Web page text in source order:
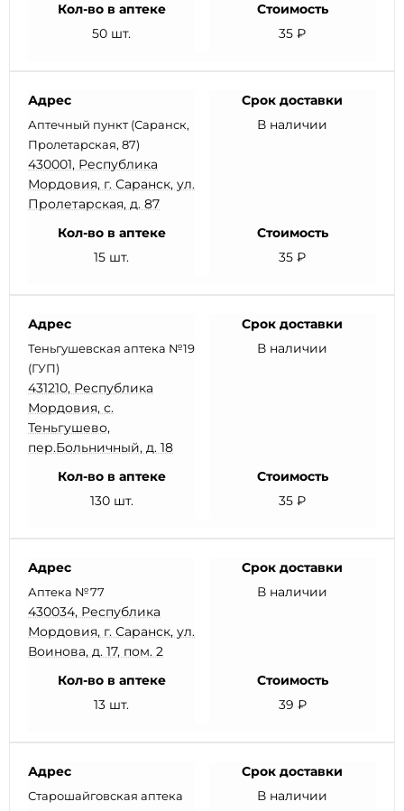
Кол-во в аптеке
50 шт.
Стоимость
35 ₽
Адрес
Аптечный пункт (Саранск,
Пролетарская, 87)
430001, Республика
Мордовия, г. Саранск, ул.
Пролетарская, д. 87
Срок доставки
В наличии
Кол-во в аптеке
15 шт.
Стоимость
35 ₽
Адрес
Теньгушевская аптека №19
(ГУП)
431210, Республика
Мордовия, с.
Теньгушево,
пер.Больничный, д. 18
Срок доставки
В наличии
Кол-во в аптеке
130 шт.
Стоимость
35 ₽
Адрес
Аптека №77
430034, Республика
Мордовия, г. Саранск, ул.
Воинова, д. 17, пом. 2
Срок доставки
В наличии
Кол-во в аптеке
13 шт.
Стоимость
39 ₽
Адрес
Старошайговская аптека
Срок доставки
В наличии